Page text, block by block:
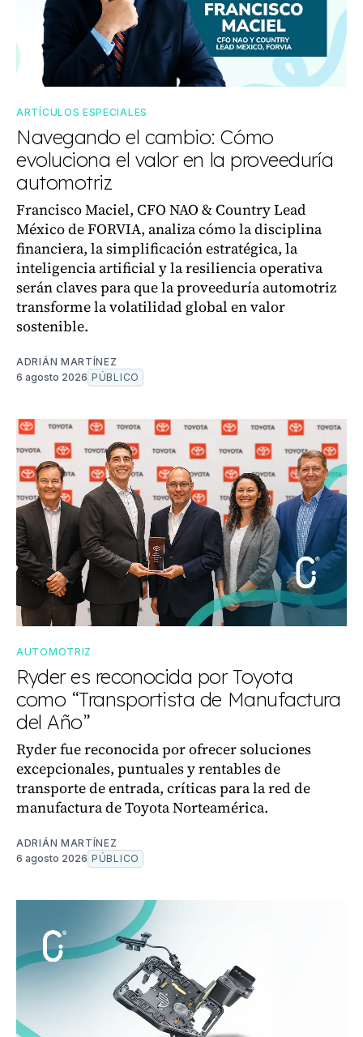
ARTÍCULOS ESPECIALES
Navegando el cambio: Cómo
evoluciona el valor en la proveeduría
automotriz
Francisco Maciel, CFO NAO & Country Lead
México de FORVIA, analiza cómo la disciplina
financiera, la simplificación estratégica, la
inteligencia artificial y la resiliencia operativa
serán claves para que la proveeduría automotriz
transforme la volatilidad global en valor
sostenible.
ADRIÁN MARTÍNEZ
6 agosto 2026 PÚBLICO
AUTOMOTRIZ
Ryder es reconocida por Toyota
como “Transportista de Manufactura
del Año”
Ryder fue reconocida por ofrecer soluciones
excepcionales, puntuales y rentables de
transporte de entrada, críticas para la red de
manufactura de Toyota Norteamérica.
ADRIÁN MARTÍNEZ
6 agosto 2026 PÚBLICO